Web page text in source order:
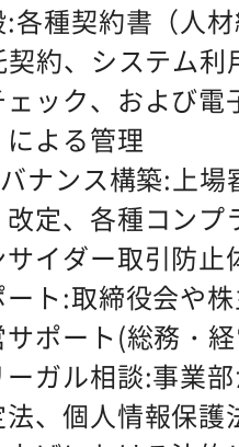
:各種契約書（人
契約、システム
ック、および
よる管理
ナンス構築:上
定、各種コン
イダー取引防止
ート:取締役会や
ポート(総務・
ーガル相談:事業
、個人情報保護